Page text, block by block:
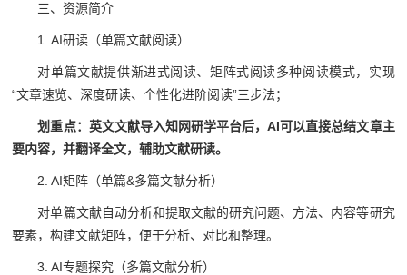
三、资源简介
1. AI研读（单篇文献阅读）
对单篇文献提供渐进式阅读、矩阵式阅读多种阅读模式，实现
“文章速览、深度研读、个性化进阶阅读”三步法；
划重点：英文文献导入知网研学平台后，AI可以直接总结文章主
要内容，并翻译全文，辅助文献研读。
2. AI矩阵（单篇&多篇文献分析）
对单篇文献自动分析和提取文献的研究问题、方法、内容等研究
要素，构建文献矩阵，便于分析、对比和整理。
3. AI专题探究（多篇文献分析）